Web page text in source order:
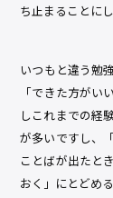
ち止まることにし
いつもと違う勉
「できた方がい
しこれまでの経
が多いですし、
ことばが出たと
おく」にとどめ